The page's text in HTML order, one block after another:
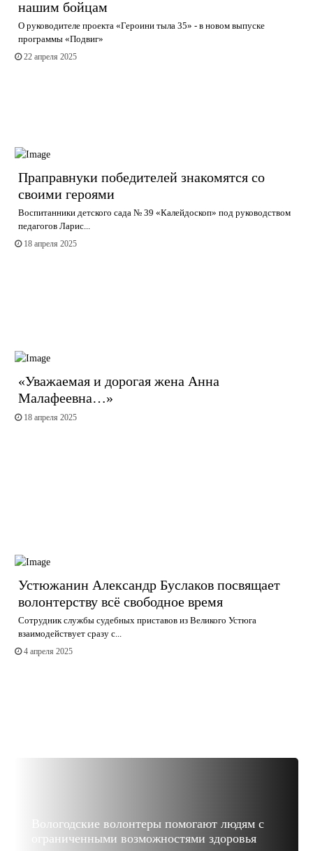
нашим бойцам
О руководителе проекта «Героини тыла 35» - в новом выпуске
программы «Подвиг»
22 апреля 2025
Праправнуки победителей знакомятся со
своими героями
Воспитанники детского сада № 39 «Калейдоскоп» под руководством
педагогов Ларис...
18 апреля 2025
«Уважаемая и дорогая жена Анна
Малафеевна…»
18 апреля 2025
Устюжанин Александр Буслаков посвящает
волонтерству всё свободное время
Сотрудник службы судебных приставов из Великого Устюга
взаимодействует сразу с...
4 апреля 2025
Вологодские волонтеры помогают людям с
ограниченными возможностями здоровья